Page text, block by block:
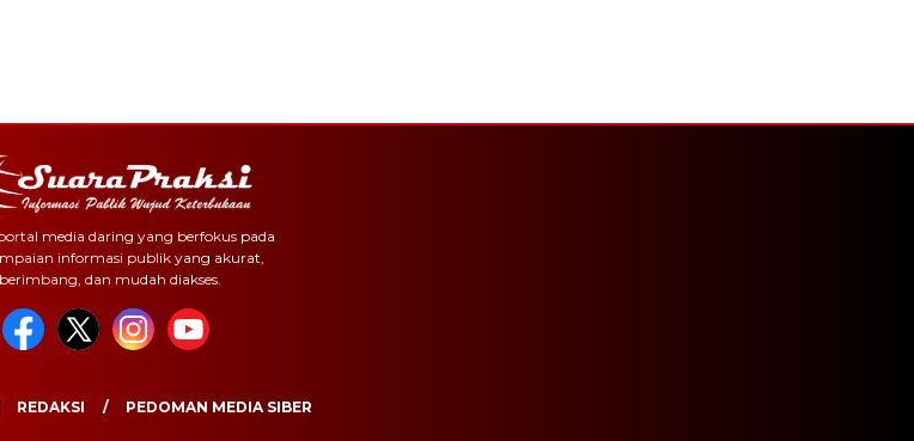
media daring yang berfokus pada
informasi publik yang akurat,
berimbang, dan mudah diakses.
REDAKSI PEDOMAN MEDIA SIBER